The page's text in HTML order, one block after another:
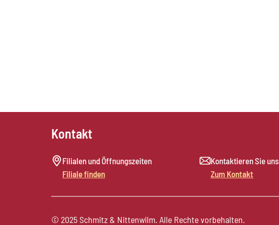
Kontakt
Filialen und Öffnungszeiten
Filiale finden
Kontaktieren Sie uns
Zum Kontakt
© 2025 Schmitz & Nittenwilm. Alle Rechte vorbehalten.